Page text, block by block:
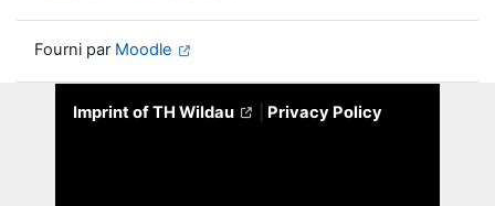
Fourni par Moodle
Imprint of TH Wildau Privacy Policy